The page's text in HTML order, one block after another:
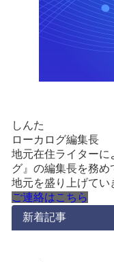
しんた
ローカログ編集長
地元在住ライターに
グ』の編集長を務め
地元を盛り上げてい
ご連絡はこちら
新着記事